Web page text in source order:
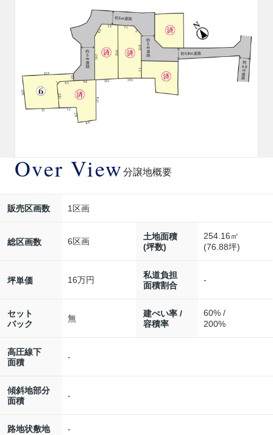
Over View 分譲地概要
販売区画数 1区画
総区画数 6区画
土地面積
(坪数)
254.16㎡
(76.88坪)
坪単価 16万円
私道負担
面積割合
-
セット
バック
無
建ぺい率 /
容積率
60% /
200%
高圧線下
面積
-
傾斜地部分
面積
-
路地状敷地 -